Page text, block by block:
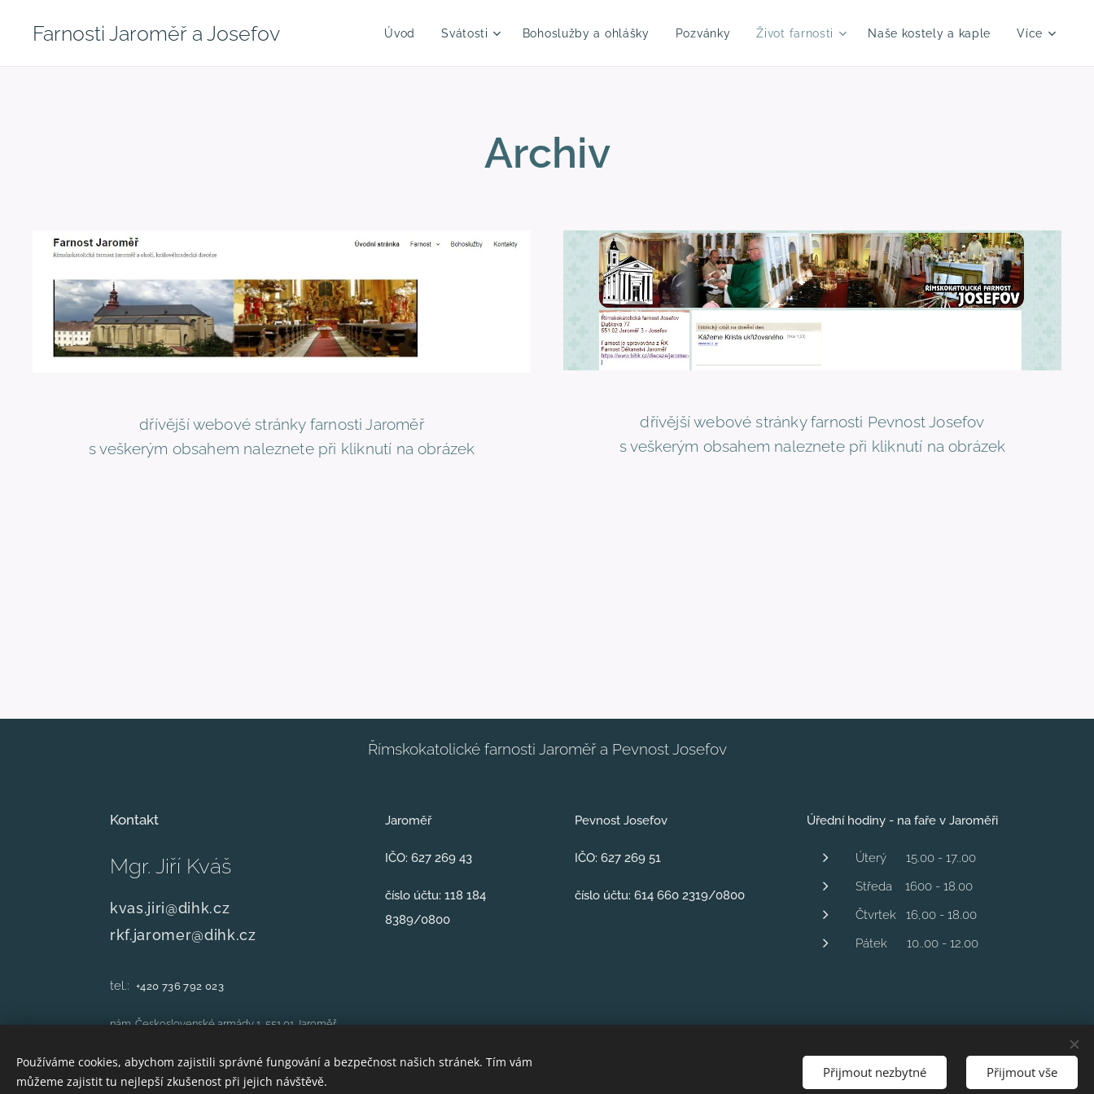
Farnosti Jaroměř a Josefov Úvod Svátosti Bohoslužby a ohlášky Pozvánky Život farnosti Naše kostely a kaple Více
Archiv
dřívější webové stránky farnosti Jaroměř
s veškerým obsahem naleznete při kliknutí na obrázek
dřívější webové stránky farnosti Pevnost Josefov
s veškerým obsahem naleznete při kliknutí na obrázek
Římskokatolické farnosti Jaroměř a Pevnost Josefov
Kontakt
Mgr. Jiří Kváš
kvas.jiri@dihk.cz
rkf.jaromer@dihk.cz
tel.: +420 736 792 023
nám. Československé armády 1, 551 01 Jaroměř
Jaroměř
IČO: 627 269 43
číslo účtu: 118 184
8389/0800
Pevnost Josefov
IČO: 627 269 51
číslo účtu: 614 660 2319/0800
Úřední hodiny - na faře v Jaroměři
Úterý 15.00 - 17..00
Středa 1600 - 18.00
Čtvrtek 16,00 - 18.00
Pátek 10..00 - 12.00
Používáme cookies, abychom zajistili správné fungování a bezpečnost našich stránek. Tím vám
můžeme zajistit tu nejlepší zkušenost při jejich návštěvě.
Přijmout nezbytné Přijmout vše